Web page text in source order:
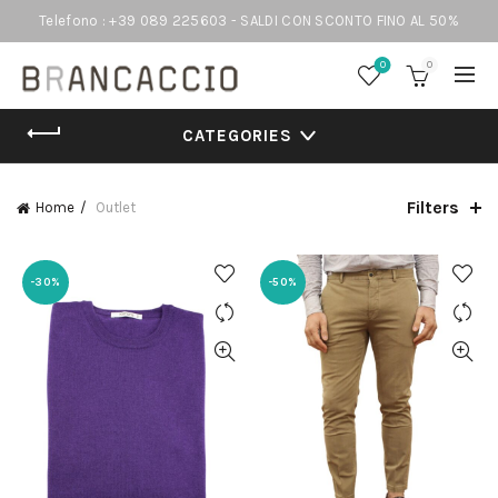
Telefono : +39 089 225603 - SALDI CON SCONTO FINO AL 50%
0 0
CATEGORIES
Home Outlet Filters
-30% -50%